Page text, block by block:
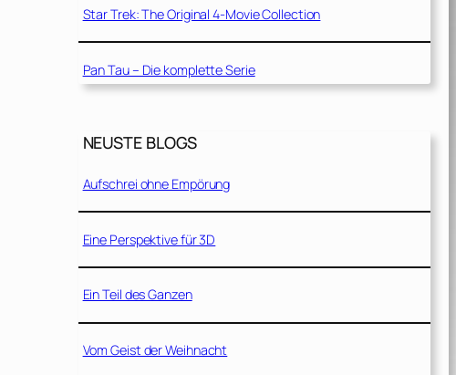
Star Trek: The Original 4-Movie Collection
Pan Tau – Die komplette Serie
NEUSTE BLOGS
Aufschrei ohne Empörung
Eine Perspektive für 3D
Ein Teil des Ganzen
Vom Geist der Weihnacht